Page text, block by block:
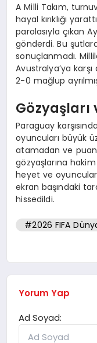
A Milli Takım,
hayal kırıklığı
parolasıyla çıkan
gönderdi. Bu
sonuçlanmadı.
Avustralya’ya
2-0 mağlup
Gözyaşları
Paraguay
oyuncuları büyük
atamadan ve
gözyaşlarına
heyet ve
ekran başındaki
hissedildi.
#2026 FIFA
Yorum Yap
Ad Soyad: